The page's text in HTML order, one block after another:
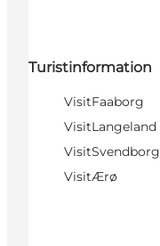
Turistinformation
VisitFaaborg
VisitLangeland
VisitSvendborg
VisitÆrø